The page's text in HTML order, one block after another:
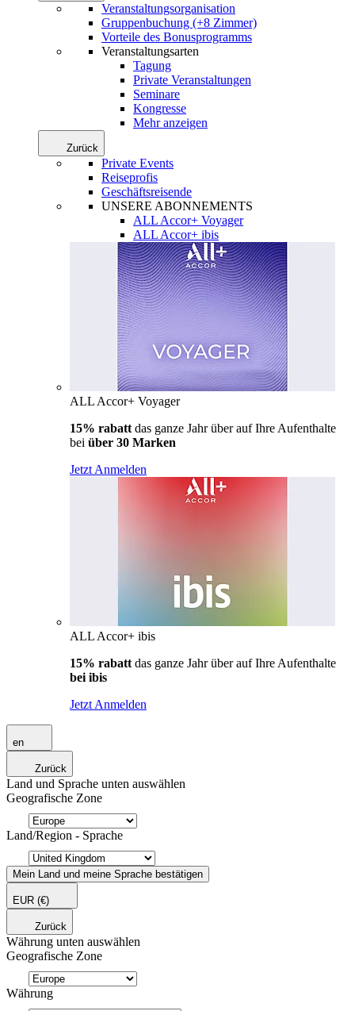
Veranstaltungsorganisation
Gruppenbuchung (+8 Zimmer)
Vorteile des Bonusprogramms
Veranstaltungsarten
Tagung
Private Veranstaltungen
Seminare
Kongresse
Mehr anzeigen
Zurück
Private Events
Reiseprofis
Geschäftsreisende
UNSERE ABONNEMENTS
ALL Accor+ Voyager
ALL Accor+ ibis
ALL Accor+ Voyager
15% rabatt das ganze Jahr über auf Ihre Aufenthalte
bei über 30 Marken
Jetzt Anmelden
ALL Accor+ ibis
15% rabatt das ganze Jahr über auf Ihre Aufenthalte
bei ibis
Jetzt Anmelden
en
Zurück
Land und Sprache unten auswählen
Geografische Zone
Land/Region - Sprache
Mein Land und meine Sprache bestätigen
EUR (€)
Zurück
Währung unten auswählen
Geografische Zone
Währung